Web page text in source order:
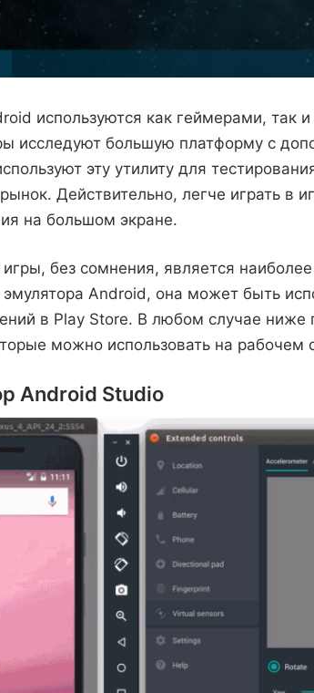
используются как геймерами, так
исследуют большую платформу с
эту утилиту для
Действительно, легче играть в
на большом экране.
без сомнения, является
эмулятора Android, она может быть
в Play Store. В любом случае ниже
можно использовать на рабочем
Android Studio